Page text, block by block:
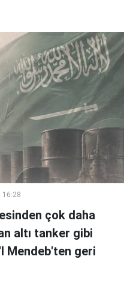
16:28
çok daha
altı tanker gibi
Mendeb'ten geri